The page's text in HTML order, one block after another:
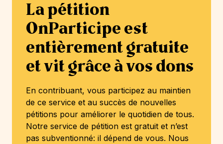
La pétition
OnParticipe est
entièrement gratuite
et vit grâce à vos dons
En contribuant, vous participez au maintien
de ce service et au succès de nouvelles
pétitions pour améliorer le quotidien de tous.
Notre service de pétition est gratuit et n’est
pas subventionné: il dépend de vous. Nous